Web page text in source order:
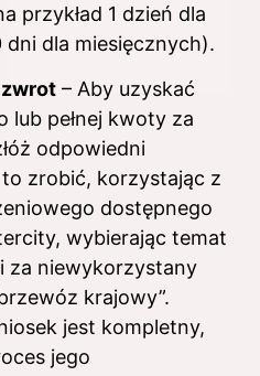
przykład 1 dzień dla
dla miesięcznych).
– Aby uzyskać
lub pełnej kwoty za
odpowiedni
zrobić, korzystając z
dostępnego
wybierając temat
za niewykorzystany
krajowy”.
jest kompletny,
jego